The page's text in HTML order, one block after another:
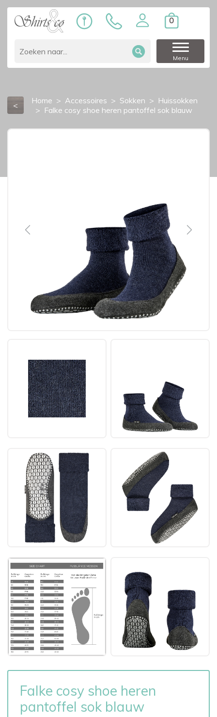
0
Menu
< Home Accessoires Sokken
Huissokken
Falke cosy shoe heren pantoffel sok blauw
Previous Next
Falke cosy shoe heren
pantoffel sok blauw